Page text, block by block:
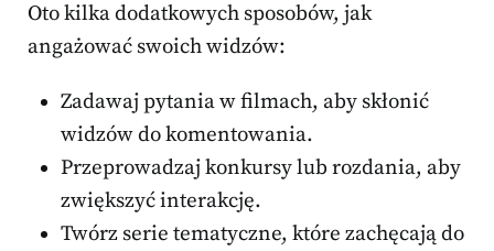
Oto kilka dodatkowych sposobów, jak
angażować swoich widzów:
Zadawaj pytania w filmach, aby skłonić
widzów do komentowania.
Przeprowadzaj konkursy lub rozdania, aby
zwiększyć interakcję.
Twórz serie tematyczne, które zachęcają do